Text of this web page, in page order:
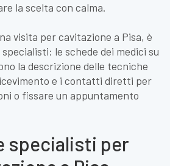
la scelta con calma.
visita per cavitazione a Pisa, è
le schede dei medici su
la descrizione delle tecniche
e i contatti diretti per
o fissare un appuntamento
specialisti per